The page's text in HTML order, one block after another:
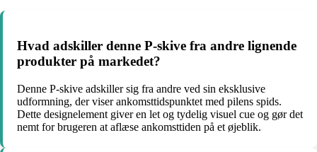
Hvad adskiller denne P-skive fra andre lignende
produkter på markedet?
Denne P-skive adskiller sig fra andre ved sin eksklusive
udformning, der viser ankomsttidspunktet med pilens spids.
Dette designelement giver en let og tydelig visuel cue og gør det
nemt for brugeren at aflæse ankomsttiden på et øjeblik.